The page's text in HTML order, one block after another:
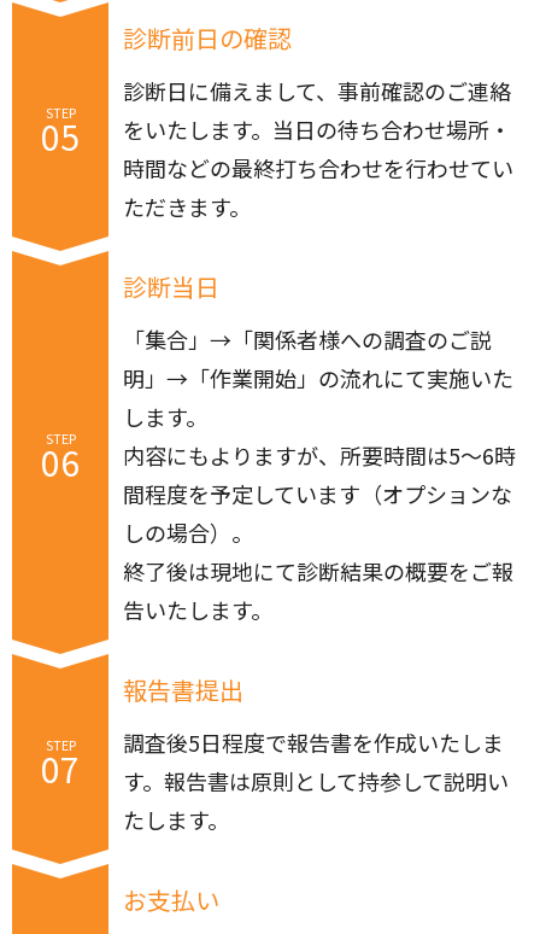
STEP
05
診断前日の確認
診断日に備えまして、事前確認のご連絡
をいたします。当日の待ち合わせ場所・
時間などの最終打ち合わせを行わせてい
ただきます。
STEP
06
診断当日
「集合」→「関係者様への調査のご説
明」→「作業開始」の流れにて実施いた
します。
内容にもよりますが、所要時間は5～6時
間程度を予定しています（オプションな
しの場合）。
終了後は現地にて診断結果の概要をご報
告いたします。
STEP
07
報告書提出
調査後5日程度で報告書を作成いたしま
す。報告書は原則として持参して説明い
たします。
お支払い